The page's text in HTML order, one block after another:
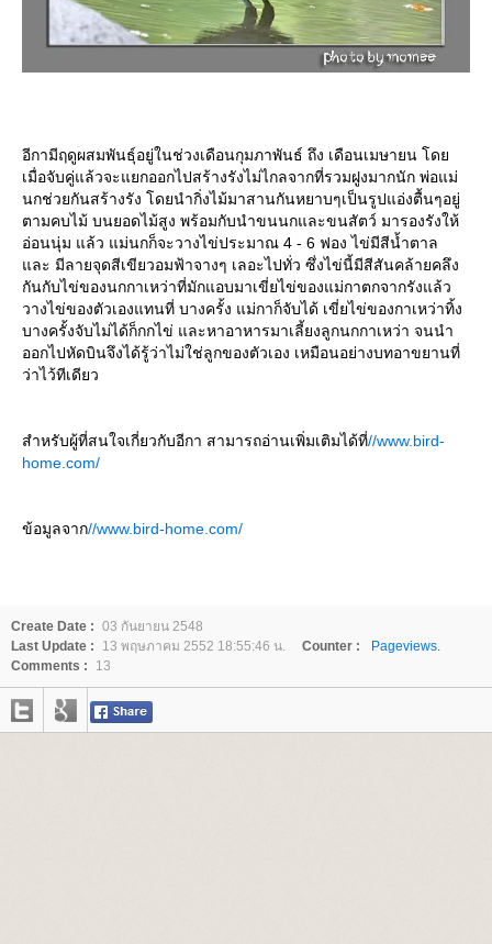
อีกามีฤดูผสมพันธุ์อยู่ในช่วงเดือนกุมภาพันธ์ ถึง เดือนเมษายน โด
เมื่อจับคู่แล้วจะแยกออกไปสร้างรังไม่ไกลจากที่รวมฝูงมากนัก พ่อแม่
นกช่วยกันสร้างรัง โดยนำกิ่งไม้มาสานกันหยาบๆเป็นรูปแอ่งตื้นๆอยู่
ตามคบไม้ บนยอดไม้สูง พร้อมกับนำขนนกและขนสัตว์ มารองรังให้
อ่อนนุ่ม แล้ว แม่นกก็จะวางไข่ประมาณ 4 - 6 ฟอง ไข่มีสีน้ำตาล
ละ มีลายจุดสีเขียวอมฟ้าจางๆ เลอะไปทั่ว ซึ่งไข่นี้มีสีสันคล้ายคลึง
กันกับไข่ของนกกาเหว่าที่มักแอบมาเขี่ยไข่ของแม่กาตกจากรังแล้ว
วางไข่ของตัวเองแทนที่ บางครั้ง แม่กาก็จับได้ เขี่ยไข่ของกาเหว่าทิ้ง
บางครั้งจับไม่ได้ก็กกไข่ และหาอาหารมาเลี้ยงลูกนกกาเหว่า จนนำ
ออกไปหัดบินจึงได้รู้ว่าไม่ใช่ลูกของตัวเอง เหมือนอย่างบทอาขยานที่
ว่าไว้ทีเดียว
สำหรับผู้ที่สนใจเกี่ยวกับอีกา สามารถอ่านเพิ่มเติมได้ที่//www.bird-
home.com/
ข้อมูลจาก//www.bird-home.com/
Create Date : 03 กันยายน 2548
Last Update :
13 พฤษภาคม 2552 18:55:46 น. Counter :
Pageviews.
Comments :
13